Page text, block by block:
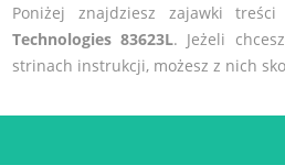
Poniżej znajdziesz zajawki
Technologies 83623L. Jeżeli
strinach instrukcji, możesz z nich